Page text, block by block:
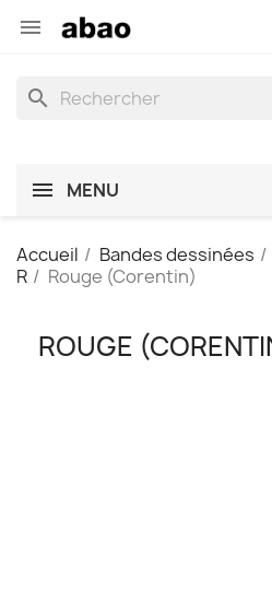

search
MENU
Accueil Bandes dessinées
R
Rouge (Corentin)
ROUGE